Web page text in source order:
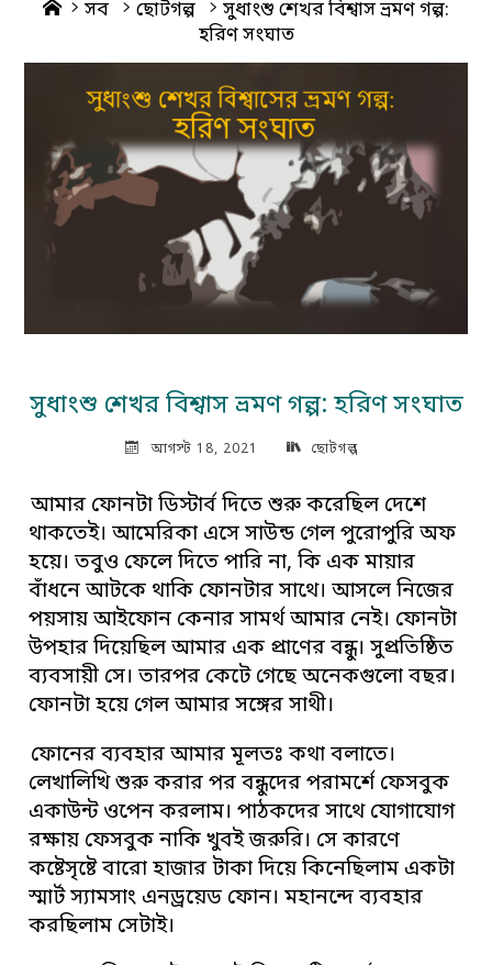
Home
সব ছোটগল্প
সুধাংশু শেখর বিশ্বাস ভ্রমণ গল্প:
হরিণ সংঘাত
সুধাংশু শেখর বিশ্বাস ভ্রমণ গল্প: হরিণ সংঘাত
আগস্ট 18, 2021 ছোটগল্প
আমার ফোনটা ডিস্টার্ব দিতে শুরু করেছিল দেশে
থাকতেই। আমেরিকা এসে সাউন্ড গেল পুরোপুরি অফ
হয়ে। তবুও ফেলে দিতে পারি না, কি এক মায়ার
বাঁধনে আটকে থাকি ফোনটার সাথে। আসলে নিজের
পয়সায় আইফোন কেনার সামর্থ আমার নেই। ফোনটা
উপহার দিয়েছিল আমার এক প্রাণের বন্ধু। সুপ্রতিষ্ঠিত
ব্যবসায়ী সে। তারপর কেটে গেছে অনেকগুলো বছর।
ফোনটা হয়ে গেল আমার সঙ্গের সাথী।
ফোনের ব্যবহার আমার মূলতঃ কথা বলাতে।
লেখালিখি শুরু করার পর বন্ধুদের পরামর্শে ফেসবুক
একাউন্ট ওপেন করলাম। পাঠকদের সাথে যোগাযোগ
রক্ষায় ফেসবুক নাকি খুবই জরুরি। সে কারণে
কষ্টেসৃষ্টে বারো হাজার টাকা দিয়ে কিনেছিলাম একটা
স্মার্ট স্যামসাং এনড্রয়েড ফোন। মহানন্দে ব্যবহার
করছিলাম সেটাই।